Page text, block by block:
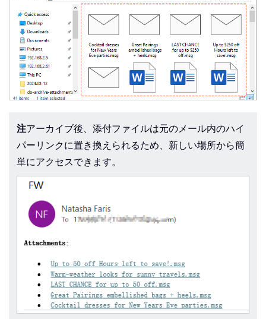
注アーカイブ後、添付ファイルは元のメール内のハイ
パーリンクに置き換えられるため、新しい場所から簡
単にアクセスできます。